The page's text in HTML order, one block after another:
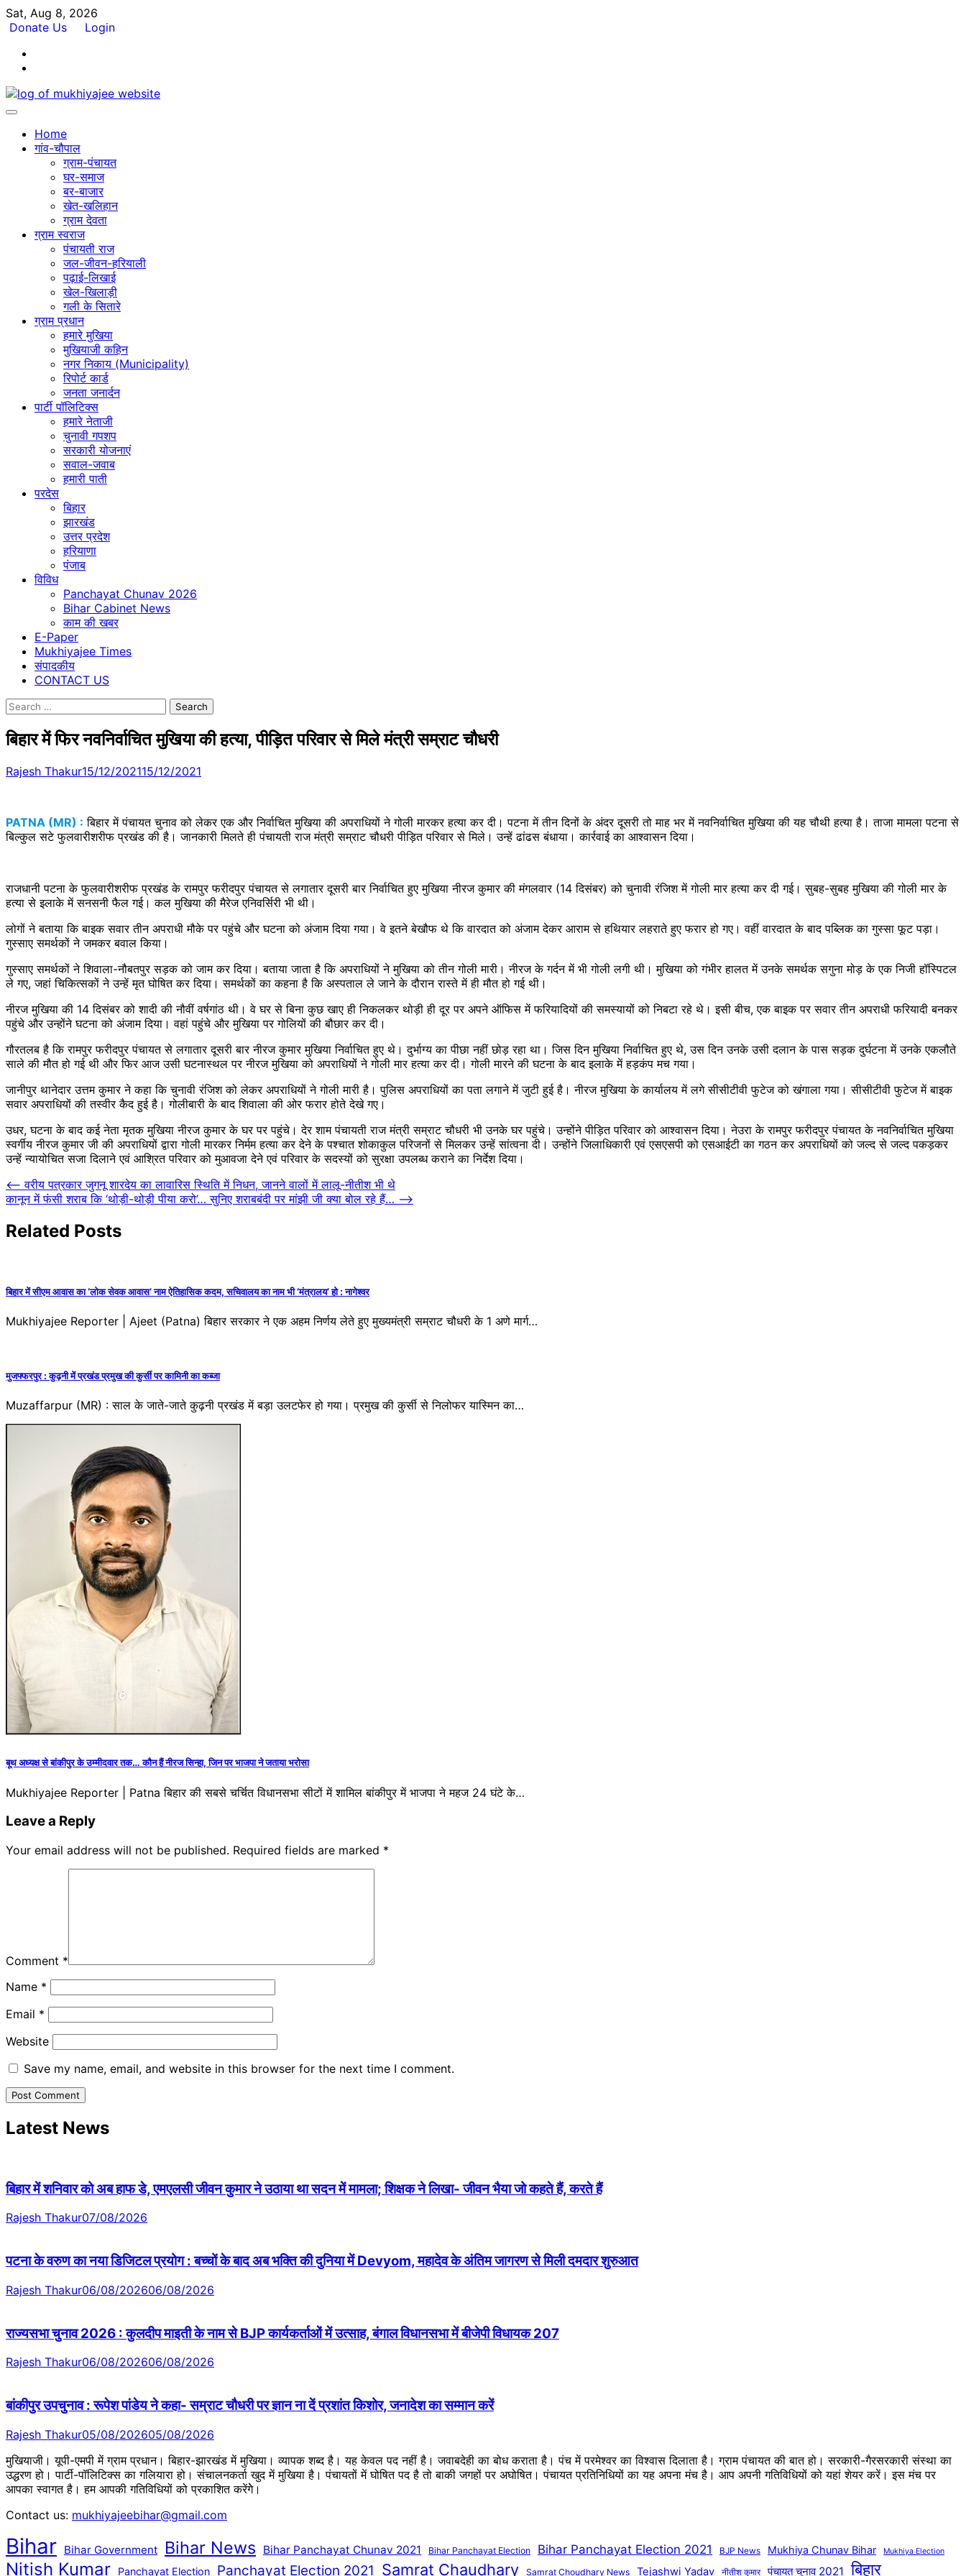
Skip
to
Sat, Aug 8, 2026
Donate Us
Login
Home
गांव-चौपाल
ग्राम-पंचायत
घर-समाज
बर-बाजार
खेत-खलिहान
ग्राम देवता
ग्राम स्वराज
पंचायती राज
जल-जीवन-हरियाली
पढ़ाई-लिखाई
खेल-खिलाड़ी
गली के सितारे
ग्राम प्रधान
हमारे मुखिया
मुखियाजी कहिन
नगर निकाय (Municipality)
रिपोर्ट कार्ड
जनता जनार्दन
पार्टी पॉलिटिक्स
हमारे नेताजी
चुनावी गपशप
सरकारी योजनाएं
सवाल-जवाब
हमारी पाती
परदेस
बिहार
झारखंड
उत्तर प्रदेश
हरियाणा
पंजाब
विविध
Panchayat Chunav 2026
Bihar Cabinet News
काम की खबर
E-Paper
Mukhiyajee Times
संपादकीय
CONTACT US
Search
बिहार में फिर नवनिर्वाचित मुखिया की हत्या, पीड़ित परिवार से मिले मंत्री सम्राट चौधरी
Rajesh Thakur15/12/202115/12/2021
PATNA (MR) : बिहार में पंचायत चुनाव को लेकर एक और निर्वाचित मुखिया की अपराधियों ने गोली मारकर हत्या कर दी। पटना में तीन दिनों के अंदर दूसरी तो माह भर में नवनिर्वाचित मुखिया की यह चौथी हत्या है। ताजा मामला पटना से
बिल्कुल सटे फुलवारीशरीफ प्रखंड की है। जानकारी मिलते ही पंचायती राज मंत्री सम्राट चौधरी पीड़ित परिवार से मिले। उन्हें ढांढस बंधाया। कार्रवाई का आश्वासन दिया।
राजधानी पटना के फुलवारीशरीफ प्रखंड के रामपुर फरीदपुर पंचायत से लगातार दूसरी बार निर्वाचित हुए मुखिया नीरज कुमार की मंगलवार (14 दिसंबर) को चुनावी रंजिश में गोली मार हत्या कर दी गई। सुबह-सुबह मुखिया की गोली मार के
हत्या से इलाके में सनसनी फैल गई। कल मुखिया की मैरेज एनिवर्सिरी भी थी।
लोगों ने बताया कि बाइक सवार तीन अपराधी मौके पर पहुंचे और घटना को अंजाम दिया गया। वे इतने बेखौफ थे कि वारदात को अंजाम देकर आराम से हथियार लहराते हुए फरार हो गए। वहीं वारदात के बाद पब्लिक का गुस्सा फूट पड़ा।
गुस्साए समर्थकों ने जमकर बवाल किया।
गुस्साए समर्थकों ने शिवाला-नौबतपुर सड़क को जाम कर दिया। बताया जाता है कि अपराधियों ने मुखिया को तीन गोली मारी। नीरज के गर्दन में भी गोली लगी थी। मुखिया को गंभीर हालत में उनके समर्थक सगुना मोड़ के एक निजी हॉस्पिटल
ले गए, जहां चिकित्सकों ने उन्हें मृत घोषित कर दिया। समर्थकों का कहना है कि अस्पताल ले जाने के दौरान रास्ते में ही मौत हो गई थी।
नीरज मुखिया की 14 दिसंबर को शादी की नौवीं वर्षगांठ थी। वे घर से बिना कुछ खाए ही निकलकर थोड़ी ही दूर पर अपने ऑफिस में फरियादियों की समस्यायों को निबटा रहे थे। इसी बीच, एक बाइक पर सवार तीन अपराधी फरियादी बनकर
पहुंचे और उन्होंने घटना को अंजाम दिया। वहां पहुंचे और मुखिया पर गोलियों की बौछार कर दी।
गौरतलब है कि रामपुर फरीदपुर पंचायत से लगातार दूसरी बार नीरज कुमार मुखिया निर्वाचित हुए थे। दुर्भाग्य का पीछा नहीं छोड़ रहा था। जिस दिन मुखिया निर्वाचित हुए थे, उस दिन उनके उसी दलान के पास सड़क दुर्घटना में उनके एकलौते
साले की मौत हो गई थी और फिर आज उसी घटनास्थल पर नीरज मुखिया को अपराधियों ने गोली मार हत्या कर दी। गोली मारने की घटना के बाद इलाके में हड़कंप मच गया।
जानीपुर थानेदार उत्तम कुमार ने कहा कि चुनावी रंजिश को लेकर अपराधियों ने गोली मारी है। पुलिस अपराधियों का पता लगाने में जुटी हुई है। नीरज मुखिया के कार्यालय में लगे सीसीटीवी फुटेज को खंगाला गया। सीसीटीवी फुटेज में बाइक
सवार अपराधियों की तस्वीर कैद हुई है। गोलीबारी के बाद शिवाला की ओर फरार होते देखे गए।
उधर, घटना के बाद कई नेता मृतक मुखिया नीरज कुमार के घर पर पहुंचे। देर शाम पंचायती राज मंत्री सम्राट चौधरी भी उनके घर पहुंचे। उन्होंने पीड़ित परिवार को आश्वासन दिया। नेउरा के रामपुर फरीदपुर पंचायत के नवनिर्वाचित मुखिया
स्वर्गीय नीरज कुमार जी की अपराधियों द्वारा गोली मारकर निर्मम हत्या कर देने के पश्चात शोकाकुल परिजनों से मिलकर उन्हें सांत्वना दी। उन्होंने जिलाधिकारी एवं एसएसपी को एसआईटी का गठन कर अपराधियों को जल्द से जल्द पकड़कर
उन्हें न्यायोचित सजा दिलाने एवं आश्रित परिवार को मुआवजा देने एवं परिवार के सदस्यों को सुरक्षा उपलब्ध कराने का निर्देश दिया।
Post
navigation
⟵ वरीय पत्रकार जुगनू शारदेय का लावारिस स्थिति में निधन, जानने वालों में लालू-नीतीश भी थे
कानून में फंसी शराब कि ‘थोड़ी-थोड़ी पीया करो’… सुनिए शराबबंदी पर मांझी जी क्या बोल रहे हैं… ⟶
Related Posts
बिहार में सीएम आवास का ‘लोक सेवक आवास’ नाम ऐतिहासिक कदम, सचिवालय का नाम भी ‘मंत्रालय’ हो : नागेश्वर
Mukhiyajee Reporter | Ajeet (Patna) बिहार सरकार ने एक अहम निर्णय लेते हुए मुख्यमंत्री सम्राट चौधरी के 1 अणे मार्ग…
मुजफ्फरपुर : कुढ़नी में प्रखंड प्रमुख की कुर्सी पर कामिनी का कब्जा
Muzaffarpur (MR) : साल के जाते-जाते कुढ़नी प्रखंड में बड़ा उलटफेर हो गया। प्रमुख की कुर्सी से निलोफर यास्मिन का…
बूथ अध्यक्ष से बांकीपुर के उम्मीदवार तक… कौन हैं नीरज सिन्हा, जिन पर भाजपा ने जताया भरोसा
Mukhiyajee Reporter | Patna बिहार की सबसे चर्चित विधानसभा सीटों में शामिल बांकीपुर में भाजपा ने महज 24 घंटे के…
Leave a Reply
Your email address will not be published. Required fields are marked *
Comment *
Name *
Email *
Website
Save my name, email, and website in this browser for the next time I comment.
Latest News
बिहार में शनिवार को अब हाफ डे, एमएलसी जीवन कुमार ने उठाया था सदन में मामला; शिक्षक ने लिखा- जीवन भैया जो कहते हैं, करते हैं
Rajesh Thakur07/08/2026
पटना के वरुण का नया डिजिटल प्रयोग : बच्चों के बाद अब भक्ति की दुनिया में Devyom, महादेव के अंतिम जागरण से मिली दमदार शुरुआत
Rajesh Thakur06/08/202606/08/2026
राज्यसभा चुनाव 2026 : कुलदीप माइती के नाम से BJP कार्यकर्ताओं में उत्साह, बंगाल विधानसभा में बीजेपी विधायक 207
Rajesh Thakur06/08/202606/08/2026
बांकीपुर उपचुनाव : रूपेश पांडेय ने कहा- सम्राट चौधरी पर ज्ञान ना दें प्रशांत किशोर, जनादेश का सम्मान करें
Rajesh Thakur05/08/202605/08/2026
मुखियाजी। यूपी-एमपी में ग्राम प्रधान। बिहार-झारखंड में मुखिया। व्यापक शब्द है। यह केवल पद नहीं है। जवाबदेही का बोध कराता है। पंच में परमेश्वर का विश्वास दिलाता है। ग्राम पंचायत की बात हो। सरकारी-गैरसरकारी संस्था का
उद्धरण हो। पार्टी-पॉलिटिक्स का गलियारा हो। संचालनकर्ता खुद में मुखिया है। पंचायतों में घोषित पद है तो बाकी जगहों पर अघोषित। पंचायत प्रतिनिधियों का यह अपना मंच है। आप अपनी गतिविधियों को यहां शेयर करें। इस मंच पर
आपका स्वागत है। हम आपकी गतिविधियों को प्रकाशित करेंगेे।
Contact us: mukhiyajeebihar@gmail.com
Bihar Bihar Government Bihar News Bihar Panchayat Chunav 2021 Bihar Panchayat Election Bihar Panchayat Election 2021 BJP News Mukhiya Chunav Bihar Mukhiya Election
Nitish Kumar Panchayat Election Panchayat Election 2021 Samrat Chaudhary Samrat Choudhary News Tejashwi Yadav नीतीश कुमार पंचायत चुनाव 2021 बिहार